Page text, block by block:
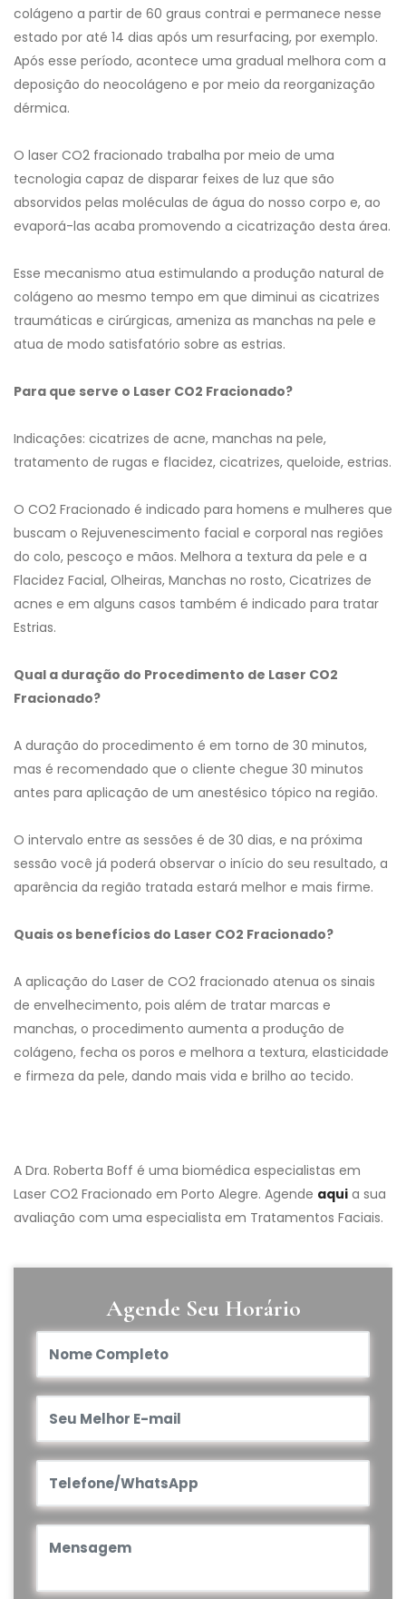
colágeno a partir de 60 graus contrai e permanece nesse
estado por até 14 dias após um resurfacing, por exemplo.
Após esse período, acontece uma gradual melhora com a
deposição do neocolágeno e por meio da reorganização
dérmica.
O laser CO2 fracionado trabalha por meio de uma
tecnologia capaz de disparar feixes de luz que são
absorvidos pelas moléculas de água do nosso corpo e, ao
evaporá-las acaba promovendo a cicatrização desta área.
Esse mecanismo atua estimulando a produção natural de
colágeno ao mesmo tempo em que diminui as cicatrizes
traumáticas e cirúrgicas, ameniza as manchas na pele e
atua de modo satisfatório sobre as estrias.
Para que serve o Laser CO2 Fracionado?
Indicações: cicatrizes de acne, manchas na pele,
tratamento de rugas e flacidez, cicatrizes, queloide, estrias.
O CO2 Fracionado é indicado para homens e mulheres que
buscam o Rejuvenescimento facial e corporal nas regiões
do colo, pescoço e mãos. Melhora a textura da pele e a
Flacidez Facial, Olheiras, Manchas no rosto, Cicatrizes de
acnes e em alguns casos também é indicado para tratar
Estrias.
Qual a duração do Procedimento de Laser CO2
Fracionado?
A duração do procedimento é em torno de 30 minutos,
mas é recomendado que o cliente chegue 30 minutos
antes para aplicação de um anestésico tópico na região.
O intervalo entre as sessões é de 30 dias, e na próxima
sessão você já poderá observar o início do seu resultado, a
aparência da região tratada estará melhor e mais firme.
Quais os benefícios do Laser CO2 Fracionado?
A aplicação do Laser de CO2 fracionado atenua os sinais
de envelhecimento, pois além de tratar marcas e
manchas, o procedimento aumenta a produção de
colágeno, fecha os poros e melhora a textura, elasticidade
e firmeza da pele, dando mais vida e brilho ao tecido.
A Dra. Roberta Boff é uma biomédica especialistas em
Laser CO2 Fracionado em Porto Alegre. Agende aqui a sua
avaliação com uma especialista em Tratamentos Faciais.
Agende Seu Horário